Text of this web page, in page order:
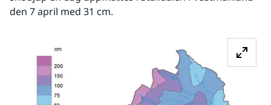
den 7 april med 31 cm.